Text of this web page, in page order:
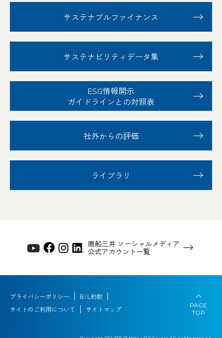
サステナブルファイナンス
サステナビリティ データ集
ESG情報開示
ガイドラインとの対照表
社外からの評価
ライブラリ
商船三井 ソーシャルメディア
公式アカウント一覧
プライバシーポリシー
B/L約款
サイトのご利用について
サイトマップ
PAGE
TOP